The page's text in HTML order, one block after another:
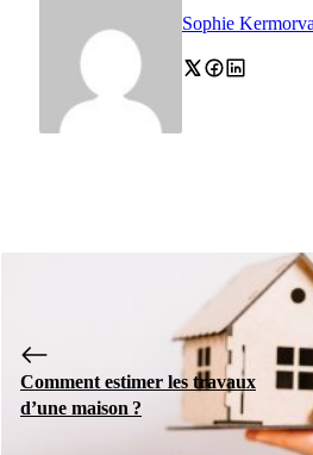
Sophie
Comment estimer les travaux
d’une maison ?